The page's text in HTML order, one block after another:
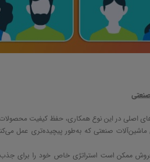
اصلی در این نوع همکاری، حفظ کیفیت
ماشین‌آلات صنعتی که به‌طور پیچیده‌تری عمل
فروش ممکن است استراتژی خاص خود را برای